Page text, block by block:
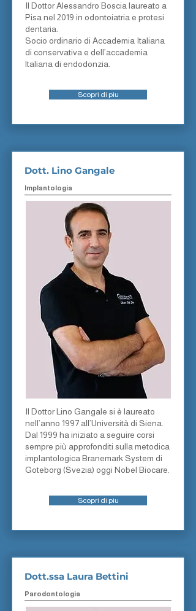
Il Dottor Alessandro Boscia laureato a
Pisa nel 2019 in odontoiatria e protesi
dentaria.
Socio ordinario di Accademia Italiana
di conservativa e dell’accademia
ltaliana di endodonzia.
Scopri di piu
Dott. Lino Gangale
Implantologia
Il Dottor Lino Gangale si è laureato
nell’anno 1997 all’Università di Siena.
Dal 1999 ha iniziato a seguire corsi
sempre più approfonditi sulla metodica
implantologica Branemark System di
Goteborg (Svezia) oggi Nobel Biocare.
Scopri di piu
Dott.ssa Laura Bettini
Parodontologia